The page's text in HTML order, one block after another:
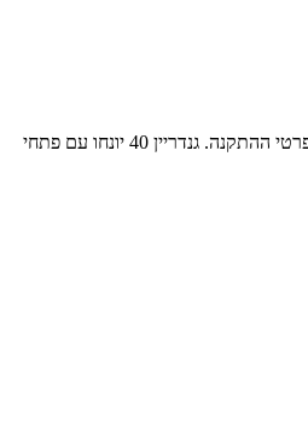
לוחות הניקוז ואגירת המים גנדריין 40 יותקנו מתחת לשכבת מצע הגידול על גבי על גבי יריעות מונעות חדירת שורשים ויריעות הגנה המכאנית לאיטום (גנטקס 500), לפי הנחיות המתכנן ופרטי ההתקנה. גנדריין 40 יונחו עם פתחי